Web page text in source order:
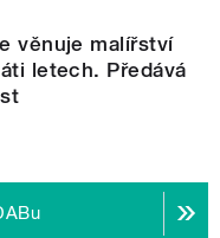
věnuje malířství
letech. Předává